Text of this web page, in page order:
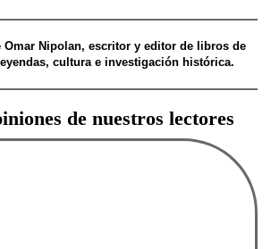
Omar Nipolan, escritor y editor de libros de
cultura e investigación histórica.
de nuestros lectores